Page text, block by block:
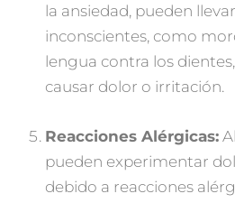
la ansiedad, pueden
inconscientes, como
lengua contra los
causar dolor o irritación.
Reacciones Alérgicas:
pueden experimentar
debido a reacciones